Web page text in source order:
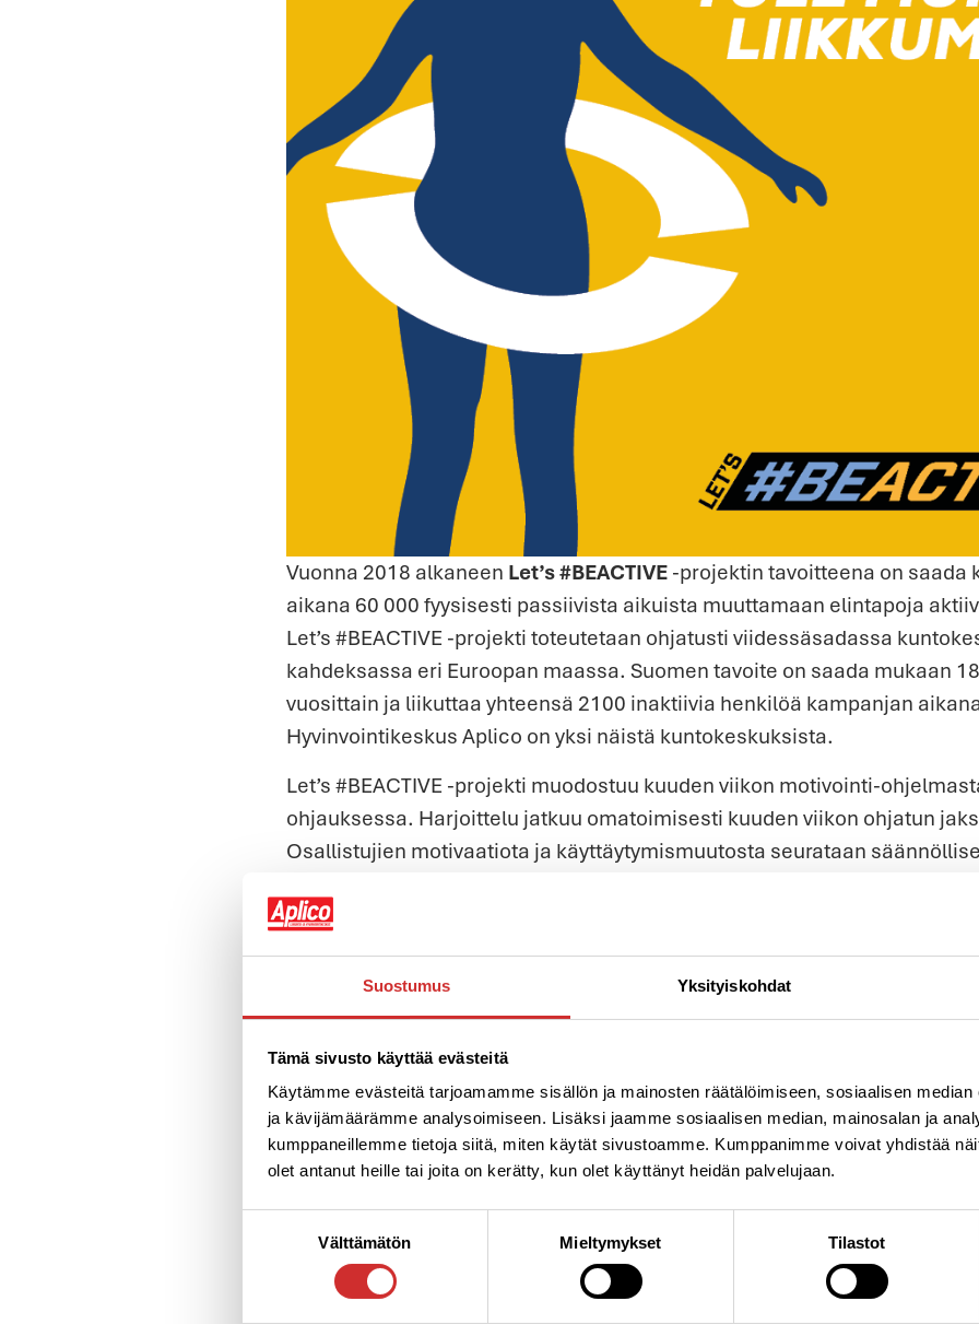
Suostumus Yksityiskohdat
Tämä sivusto käyttää evästeitä
Käytämme evästeitä tarjoamamme sisällön ja mainosten räätälöimiseen, sosiaalisen
ja kävijämäärämme analysoimiseen. Lisäksi jaamme sosiaalisen median, mainosalan ja
kumppaneillemme tietoja siitä, miten käytät sivustoamme. Kumppanimme voivat yhdistää
olet antanut heille tai joita on kerätty, kun olet käyttänyt heidän palvelujaan.
Välttämätön Mieltymykset Tilastot
Vuonna 2018 alkaneen Let’s #BEACTIVE-projektin tavoitteena on saada
aikana 60 000 fyysisesti passiivista aikuista muuttamaan elintapoja
Let’s #BEACTIVE -projekti toteutetaan ohjatusti viidessäsadassa
kahdeksassa eri Euroopan maassa. Suomen tavoite on saada mukaan
vuosittain ja liikuttaa yhteensä 2100 inaktiivia henkilöä kampanjan
Hyvinvointikeskus Aplico on yksi näistä kuntokeskuksista.
Let’s #BEACTIVE -projekti muodostuu kuuden viikon motivointi-
ohjauksessa. Harjoittelu jatkuu omatoimisesti kuuden viikon ohjatun
Osallistujien motivaatiota ja käyttäytymismuutosta seurataan
loppu elämäksi.
Projekti on jatkoa SKY:n ja Europe Activen edelliseen EU hankkeeseen
ikääntyminen”A Good Practice Guide for PAHA (Eng).Osallistujat,
osuudestaan Eurooppalaisten hyvin voinnin sanansaattajina.
Haluatko sinä olla yksi onnistuja näiden ihmisten joukossa?
Kaipaatko lisää vireyttä ja parempaa oloa? Haluaisitko, että liikunta
Mikäli vastaat KYLLÄ myös alla oleviin kysymyksiin, on Sinulla
ryhmään, mikä aktivoi Sinut liikkumaan. Ryhmä alkaa tiistaina 25.2. ja
Joka viikko tapaat sekä liikunnanohjaajan että ryhmäsi yhteensä 2-4